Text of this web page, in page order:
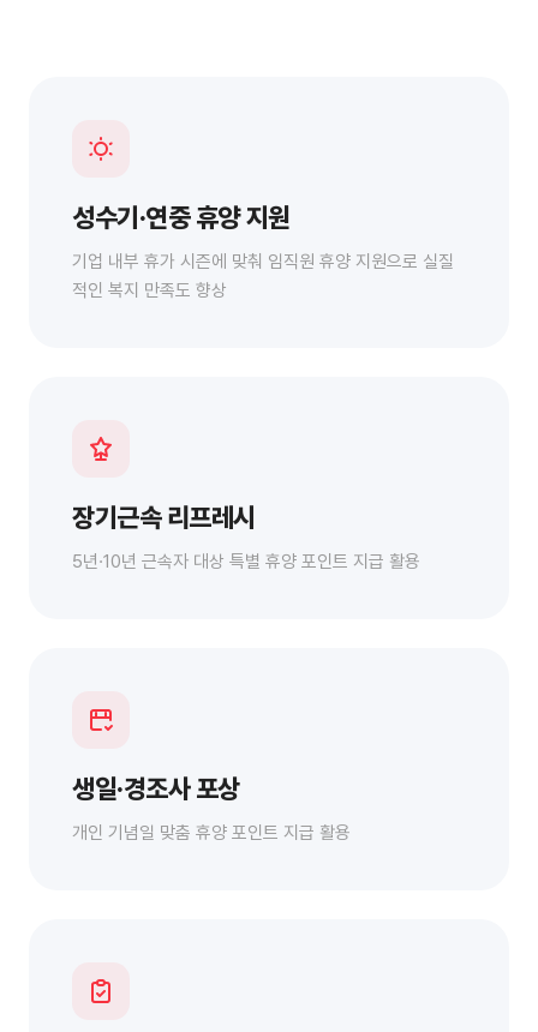
성수기·연중 휴양 지원
기업 내부 휴가 시즌에 맞춰 임직원 휴양 지원으로 실질
적인 복지 만족도 향상
장기근속 리프레시
5년·10년 근속자 대상 특별 휴양 포인트 지급 활용
생일·경조사 포상
개인 기념일 맞춤 휴양 포인트 지급 활용